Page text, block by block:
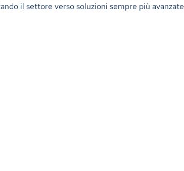
il settore verso soluzioni sempre più